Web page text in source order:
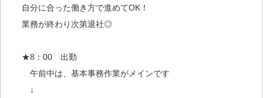
自分に合った働き方で進めてOK！
業務が終わり次第退社◎
★8：00 出勤
午前中は、基本事務作業がメインです
↓